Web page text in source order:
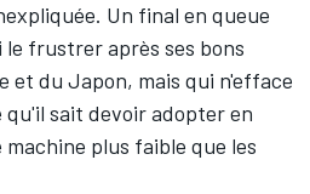
Un final en queue
le frustrer après ses bons
et du Japon, mais qui n'efface
qu'il sait devoir adopter en
plus faible que les